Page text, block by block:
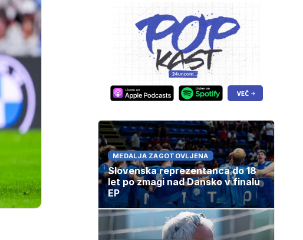
MEDALJA ZAGOTOVLJENA
Slovenska reprezentanca do 18
let po zmagi nad Dansko v finalu
EP